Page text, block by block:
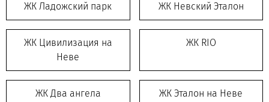
ЖК Ладожский парк ЖК Невский Эталон
ЖК Цивилизация на
Неве
ЖК RIO
ЖК Два ангела ЖК Эталон на Неве